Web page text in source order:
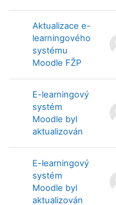
Aktualizace e-
learningového
systému
Moodle FŽP
E-learningový
systém
Moodle byl
aktualizován
E-learningový
systém
Moodle byl
aktualizován